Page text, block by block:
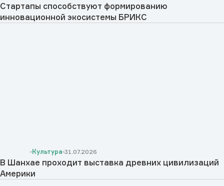
Стартапы способствуют формированию
инновационной экосистемы БРИКС
Культура 31.07.2026
В Шанхае проходит выставка древних цивилизаций
Америки